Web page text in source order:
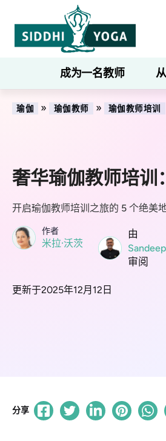
成为一名教师
瑜伽 » 瑜伽教师 » 瑜伽教师培训
奢华瑜伽教师培训
开启瑜伽教师培训之旅的 5 个绝美
作者
米拉·沃茨
由
审阅
更新于2025年12月12日
分享